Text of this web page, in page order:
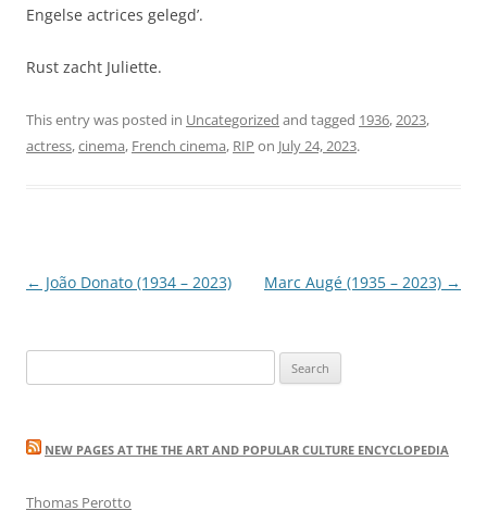
Engelse actrices gelegd’.
Rust zacht Juliette.
This entry was posted in Uncategorized and tagged 1936,2023,
actress,cinema, French cinema, RIP on July 24, 2023.
Post
← João Donato (1934 – 2023) Marc Augé (1935 – 2023) →
for:
NEW PAGES AT THE THE ART AND POPULAR CULTURE ENCYCLOPEDIA
Thomas Perotto